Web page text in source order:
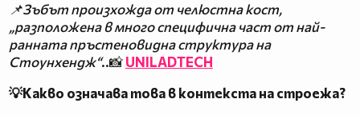
📌Зъбът произхожда от челюстна кост,
„разположена в много специфична част от най-
ранната пръстеновидна структура на
Стоунхендж“..📸UNILADTECH
💡Какво означава това в контекста на строежа?